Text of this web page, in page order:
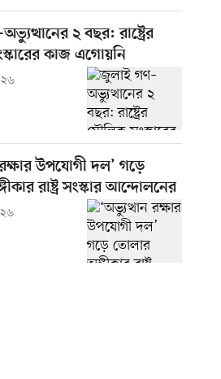
২ বছর: রাষ্ট্রের
কাজ এগোয়নি
উপযোগী দল’ গড়ে
রাষ্ট্র সংস্কার আন্দোলনের